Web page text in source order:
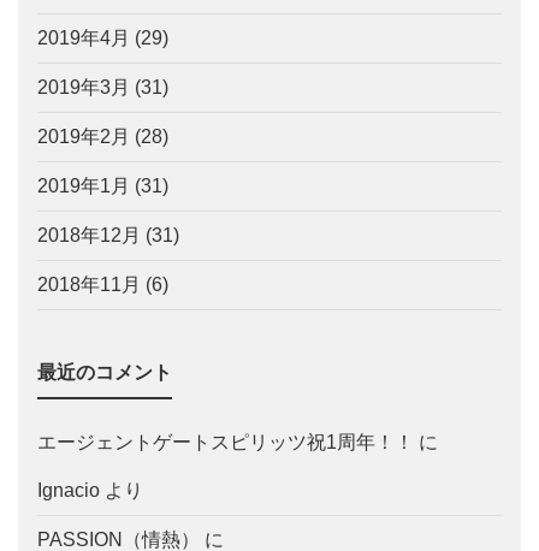
2019年4月 (29)
2019年3月 (31)
2019年2月 (28)
2019年1月 (31)
2018年12月 (31)
2018年11月 (6)
最近のコメント
エージェントゲートスピリッツ祝1周年！！ に
Ignacio より
PASSION（情熱） に